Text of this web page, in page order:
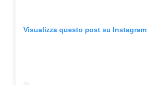
Visualizza questo post su Instagram